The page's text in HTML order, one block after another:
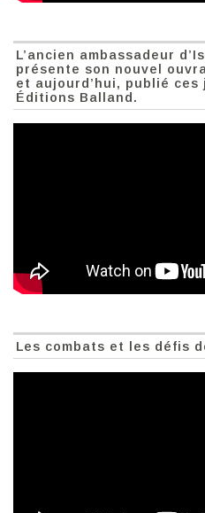
L’ancien ambassadeur
présente son nouvel
et aujourd’hui, publié ces
Éditions Balland.
Les combats et les défis